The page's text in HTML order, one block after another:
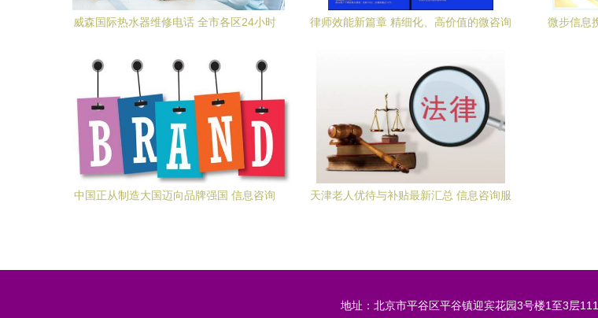
威森国际热水器维修电话 全市各区24小时
律师效能新篇章 精细化、高价值的微咨询
微步信息
中国正从制造大国迈向品牌强国 信息咨询
天津老人优待与补贴最新汇总 信息咨询服
地址：北京市平谷区平谷镇迎宾花园3号楼1至3层